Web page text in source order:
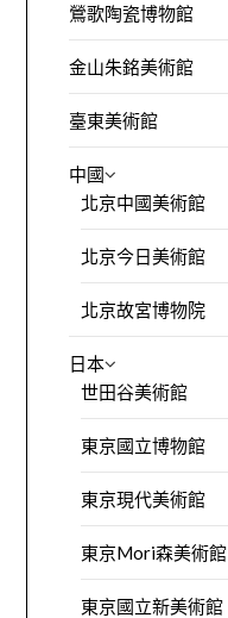
鶯歌陶瓷博物館
金山朱銘美術館
臺東美術館
中國
北京中國美術館
北京今日美術館
北京故宮博物院
日本
世田谷美術館
東京國立博物館
東京現代美術館
東京Mori森美術館
東京國立新美術館